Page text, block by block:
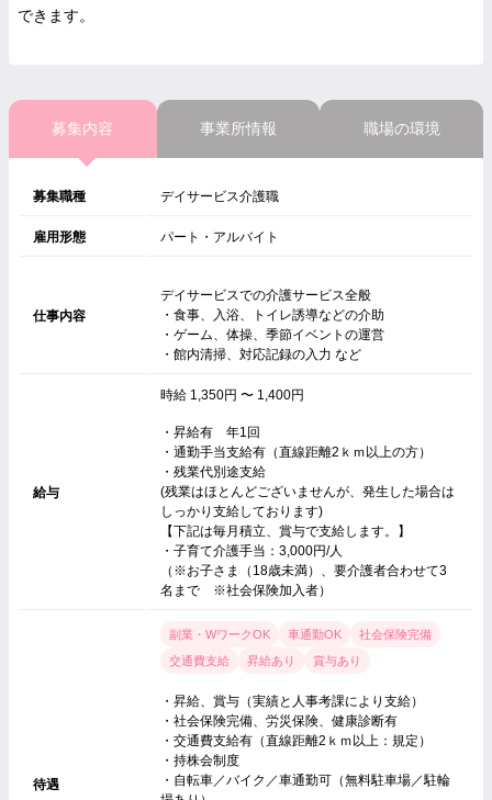
できます。
募集内容 事業所情報 職場の環境
募集職種 デイサービス介護職
雇用形態 パート・アルバイト
仕事内容
デイサービスでの介護サービス全般
・食事、入浴、トイレ誘導などの介助
・ゲーム、体操、季節イベントの運営
・館内清掃、対応記録の入力 など
給与
時給 1,350円 〜 1,400円
・昇給有 年1回
・通勤手当支給有（直線距離2ｋｍ以上の方）
・残業代別途支給
(残業はほとんどございませんが、発生した場合は
しっかり支給しております)
【下記は毎月積立、賞与で支給します。】
・子育て介護手当：3,000円/人
（※お子さま（18歳未満）、要介護者合わせて3
名まで ※社会保険加入者）
待遇
副業・WワークOK 車通勤OK
社会保険完備
交通費支給
昇給あり 賞与あり
・昇給、賞与（実績と人事考課により支給）
・社会保険完備、労災保険、健康診断有
・交通費支給有（直線距離2ｋｍ以上：規定）
・持株会制度
・自転車／バイク／車通勤可（無料駐車場／駐輪